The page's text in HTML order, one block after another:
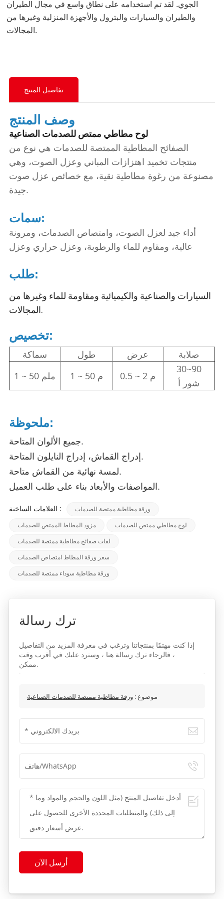
الجوي. لقد تم استخدامه على نطاق واسع في مجال الطيران
والطيران والسيارات والبترول والأجهزة المنزلية وغيرها من
المجالات.
تفاصيل المنتج
وصف المنتج
لوح مطاطي ممتص للصدمات الصناعية
الصفائح المطاطية الممتصة للصدمات هي نوع من
منتجات تخميد اهتزازات المباني وعزل الصوت، وهي
مصنوعة من رغوة مطاطية نقية، مع خصائص عزل صوت
جيدة.
سمات:
أداء جيد لعزل الصوت، وامتصاص الصدمات، ومرونة
عالية، ومقاوم للماء والرطوبة، وعزل حراري وعزل
طلب:
السيارات والصناعية والكيميائية ومقاومة للماء وغيرها من
المجالات.
تخصيص:
سماكة طول عرض
صلابة
1 ~ 50 ملم
1 ~ 50 م 0.5 ~ 2 م
30~90
شور أ
ملحوظة:
جميع الألوان المتاحة.
إدراج القماش، إدراج النايلون المتاحة.
لمسة نهائية من القماش متاحة.
المواصفات والأبعاد بناء على طلب العميل.
العلامات الساخنة : ورقة مطاطية ممتصة للصدمات
مزود المطاط الممتص للصدمات لوح مطاطي ممتص للصدمات
لفات صفائح مطاطية ممتصة للصدمات
سعر ورقة المطاط امتصاص الصدمات
ورقة مطاطية سوداء ممتصة للصدمات
ترك رسالة
إذا كنت مهتمًا بمنتجاتنا وترغب في معرفة المزيد من التفاصيل
، فالرجاء ترك رسالة هنا ، وسنرد عليك في أقرب وقت
ممكن.
موضوع :ورقة مطاطية ممتصة للصدمات الصناعية
أرسل الآن